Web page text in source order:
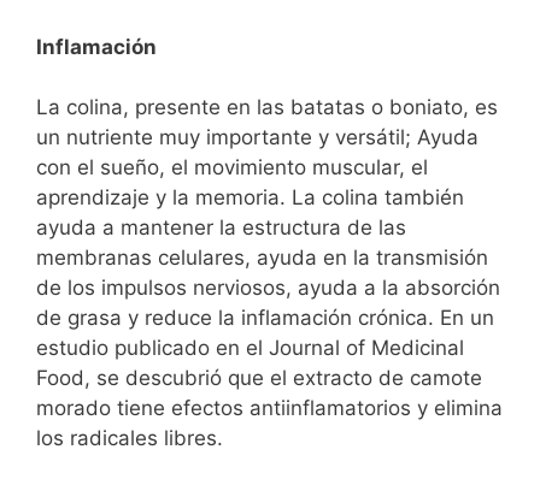
Inflamación
La colina, presente en las batatas o boniato, es
un nutriente muy importante y versátil; Ayuda
con el sueño, el movimiento muscular, el
aprendizaje y la memoria. La colina también
ayuda a mantener la estructura de las
membranas celulares, ayuda en la transmisión
de los impulsos nerviosos, ayuda a la absorción
de grasa y reduce la inflamación crónica. En un
estudio publicado en el Journal of Medicinal
Food, se descubrió que el extracto de camote
morado tiene efectos antiinflamatorios y elimina
los radicales libres.